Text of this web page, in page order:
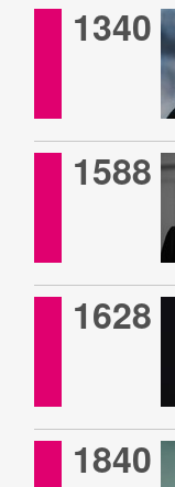
1340
1588
1628
1840